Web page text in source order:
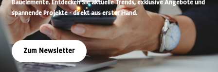
Bauelemente. Entdecken Sie aktuelle Trends, exklusive Angebote und
spannende Projekte - direkt aus erster Hand.
Zum Newsletter